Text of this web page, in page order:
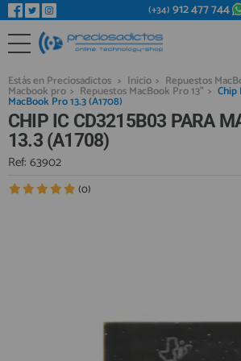
REPUESTOS MÓVILES
REPUESTOS TABLET
REPUESTOS RELOJES INTELIGENTES
REPUESTOS VIDEOCONSOLAS
REPUESTOS MACBOOK
REPUESTOS OTROS DISPOSITIVOS
MÓVILES REACONDICIONADOS
Bienvenid@ otra vez
YA SOY CLIENTE
Recordarme
Regístrate en un momento
¿ERES NUEVO?
(+34) 912 477 744
Estás en Preciosadictos > Inicio > Repuestos
Macbook pro > Repuestos MacBook Pro 13" > Chip
MacBook Pro 13.3 (A1708)
CHIP IC CD3215B03 PARA
13.3 (A1708)
Ref: 63902
(0)